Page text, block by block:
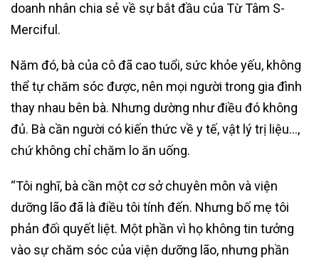
doanh nhân chia sẻ về sự bắt đầu của Từ Tâm S-
Merciful.
Năm đó, bà của cô đã cao tuổi, sức khỏe yếu, không
thể tự chăm sóc được, nên mọi người trong gia đình
thay nhau bên bà. Nhưng dường như điều đó không
đủ. Bà cần người có kiến thức về y tế, vật lý trị liệu…,
chứ không chỉ chăm lo ăn uống.
“Tôi nghĩ, bà cần một cơ sở chuyên môn và viện
dưỡng lão đã là điều tôi tính đến. Nhưng bố mẹ tôi
phản đối quyết liệt. Một phần vì họ không tin tưởng
vào sự chăm sóc của viện dưỡng lão, nhưng phần